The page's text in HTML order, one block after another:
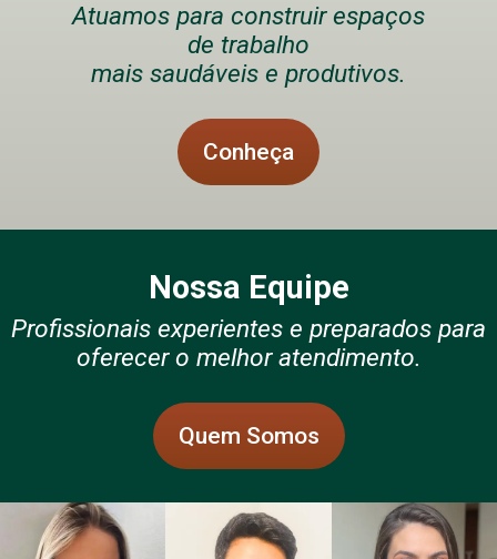
Atuamos para construir espaços
de trabalho
mais saudáveis e produtivos.
Conheça
Nossa Equipe
Profissionais experientes e preparados para
oferecer o melhor atendimento.
Quem Somos